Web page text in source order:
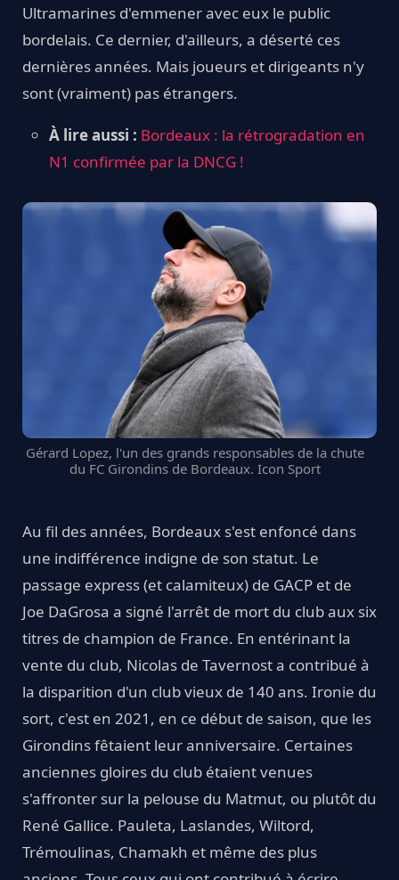
Ultramarines d'emmener avec eux le public
bordelais. Ce dernier, d'ailleurs, a déserté ces
dernières années. Mais joueurs et dirigeants n'y
sont (vraiment) pas étrangers.
À lire aussi : Bordeaux : la rétrogradation en
N1 confirmée par la DNCG !
Gérard Lopez, l'un des grands responsables de la chute
du FC Girondins de Bordeaux. Icon Sport
Au fil des années, Bordeaux s'est enfoncé dans
une indifférence indigne de son statut. Le
passage express (et calamiteux) de GACP et de
Joe DaGrosa a signé l'arrêt de mort du club aux six
titres de champion de France. En entérinant la
vente du club, Nicolas de Tavernost a contribué à
la disparition d'un club vieux de 140 ans. Ironie du
sort, c'est en 2021, en ce début de saison, que les
Girondins fêtaient leur anniversaire. Certaines
anciennes gloires du club étaient venues
s'affronter sur la pelouse du Matmut, ou plutôt du
René Gallice. Pauleta, Laslandes, Wiltord,
Trémoulinas, Chamakh et même des plus